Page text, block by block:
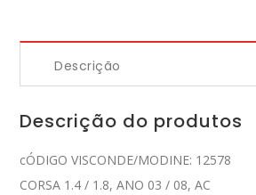
Descrição
Descrição do produtos
cÓDIGO VISCONDE/MODINE: 12578
CORSA 1.4 / 1.8, ANO 03 / 08, AC